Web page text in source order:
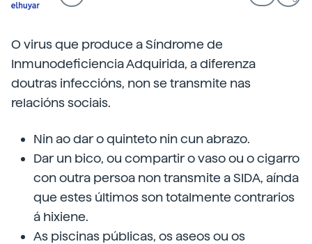
O virus que produce a Síndrome de
Inmunodeficiencia Adquirida, a diferenza
doutras infeccións, non se transmite nas
relacións sociais.
Nin ao dar o quinteto nin cun abrazo.
Dar un bico, ou compartir o vaso ou o cigarro
con outra persoa non transmite a SIDA, aínda
que estes últimos son totalmente contrarios
á hixiene.
As piscinas públicas, os aseos ou os